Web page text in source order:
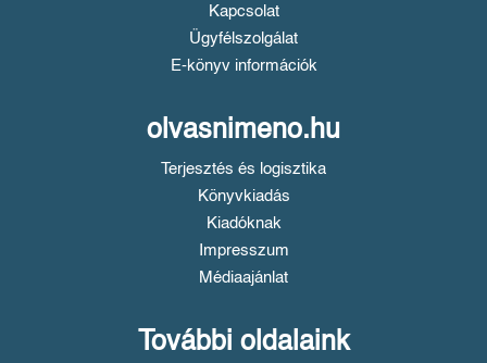
Kapcsolat
Ügyfélszolgálat
E-könyv információk
olvasnimeno.hu
Terjesztés és logisztika
Könyvkiadás
Kiadóknak
Impresszum
Médiaajánlat
További oldalaink